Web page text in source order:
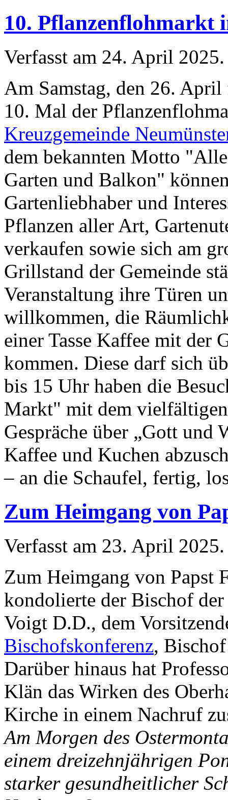
10. Pflanzenflohmarkt
Verfasst am 24. April 2025.
Am Samstag, den 26.
10. Mal der
Kreuzgemeinde
dem bekannten Motto
Garten und Balkon"
Gartenliebhaber und
Pflanzen aller Art,
verkaufen sowie sich am
Grillstand der Gemeinde
Veranstaltung ihre Türen
willkommen, die
einer Tasse Kaffee mit der
kommen. Diese darf sich
bis 15 Uhr haben die
Markt" mit dem
Gespräche über „Gott und
Kaffee und Kuchen
– an die Schaufel, fertig,
Zum Heimgang von
Verfasst am 23. April 2025.
Zum Heimgang von Papst
kondolierte der Bischof
Voigt D.D., dem
Bischofskonferenz,
Darüber hinaus hat
Klän das Wirken des
Kirche in einem Nachruf
Am Morgen des
einem dreizehnjährigen
starker gesundheitlicher